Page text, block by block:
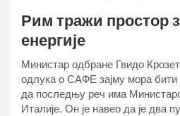
Рим тражи простор
енергије
Министар одбране Гвидо
одлука о САФЕ зајму мора бити
да последњу реч има
Италије. Он је навео да је два